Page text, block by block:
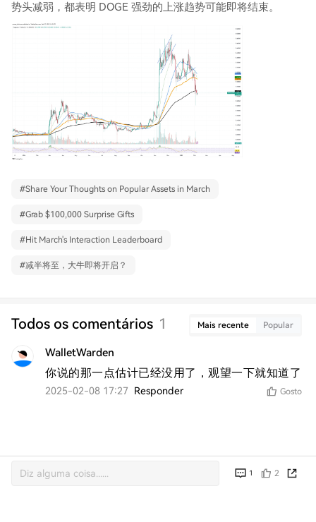
势头减弱，都表明 DOGE 强劲的上涨趋势可能即将结束。
#Share Your Thoughts on Popular Assets in March
#Grab $100,000 Surprise Gifts
#Hit March's Interaction Leaderboard
#减半将至，大牛即将开启？
Todos os comentários 1 Mais recente Popular
WalletWarden
你说的那一点估计已经没用了，观望一下就知道了
2025-02-08 17:27 Responder Gosto
1 2